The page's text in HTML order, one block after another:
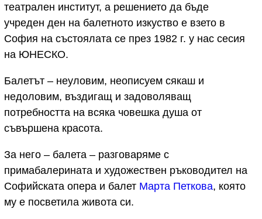
театрален институт, а решението да бъде
учреден ден на балетното изкуство е взето в
София на състоялата се през 1982 г. у нас сесия
на ЮНЕСКО.
Балетът – неуловим, неописуем сякаш и
недоловим, въздигащ и задоволяващ
потребността на всяка човешка душа от
съвършена красота.
За него – балета – разговаряме с
примабалерината и художествен ръководител на
Софийската опера и балет Марта Петкова, която
му е посветила живота си.